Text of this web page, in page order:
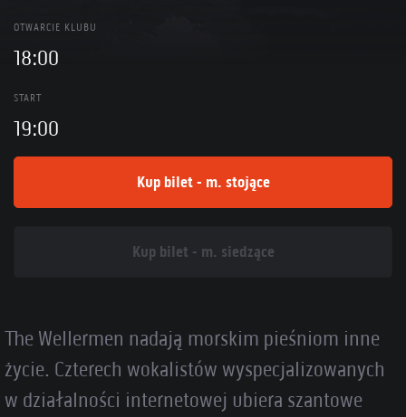
OTWARCIE KLUBU
18:00
START
19:00
Kup bilet - m. stojące
Kup bilet - m. siedzące
The Wellermen nadają morskim pieśniom inne
życie. Czterech wokalistów wyspecjalizowanych
w działalności internetowej ubiera szantowe